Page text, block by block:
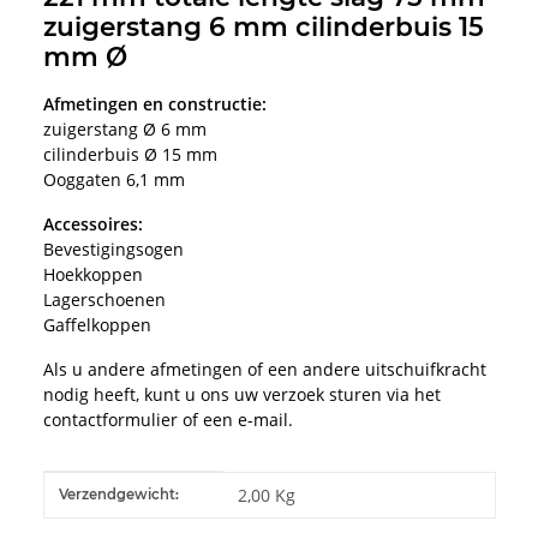
zuigerstang 6 mm cilinderbuis 15
mm Ø
Afmetingen en constructie:
zuigerstang Ø 6 mm
cilinderbuis Ø 15 mm
Ooggaten 6,1 mm
Accessoires:
Bevestigingsogen
Hoekkoppen
Lagerschoenen
Gaffelkoppen
Als u andere afmetingen of een andere uitschuifkracht
nodig heeft, kunt u ons uw verzoek sturen via het
contactformulier of een e-mail.
#productDetails.itemInformation#
#productDetails.itemValue#
Verzendgewicht: 2,00 Kg